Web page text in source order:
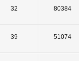
32 80384
39 51074